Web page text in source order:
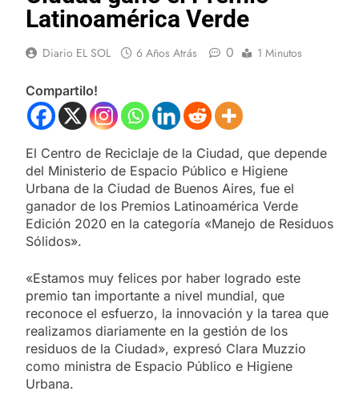
Latinoamérica Verde
Diario EL SOL 6 Años Atrás 0 1 Minutos
Compartilo!
El Centro de Reciclaje de la Ciudad, que depende
del Ministerio de Espacio Público e Higiene
Urbana de la Ciudad de Buenos Aires, fue el
ganador de los Premios Latinoamérica Verde
Edición 2020 en la categoría «Manejo de Residuos
Sólidos».
«Estamos muy felices por haber logrado este
premio tan importante a nivel mundial, que
reconoce el esfuerzo, la innovación y la tarea que
realizamos diariamente en la gestión de los
residuos de la Ciudad», expresó Clara Muzzio
como ministra de Espacio Público e Higiene
Urbana.